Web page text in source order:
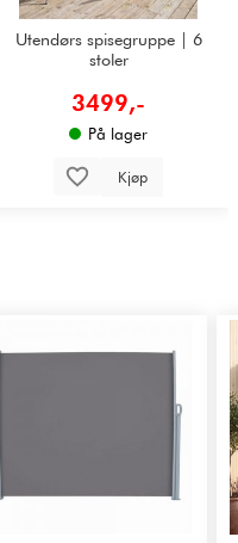
Utendørs spisegruppe | 6
stoler
3499,-
På lager
Kjøp